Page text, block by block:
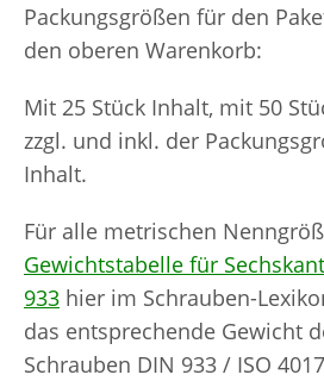
Packungsgrößen für den
den oberen Warenkorb:
Mit 25 Stück Inhalt, mit 50
zzgl. und inkl. der
Inhalt.
Für alle metrischen
Gewichtstabelle für
933 hier im Schrauben-
das entsprechende Gewicht
Schrauben DIN 933 / ISO